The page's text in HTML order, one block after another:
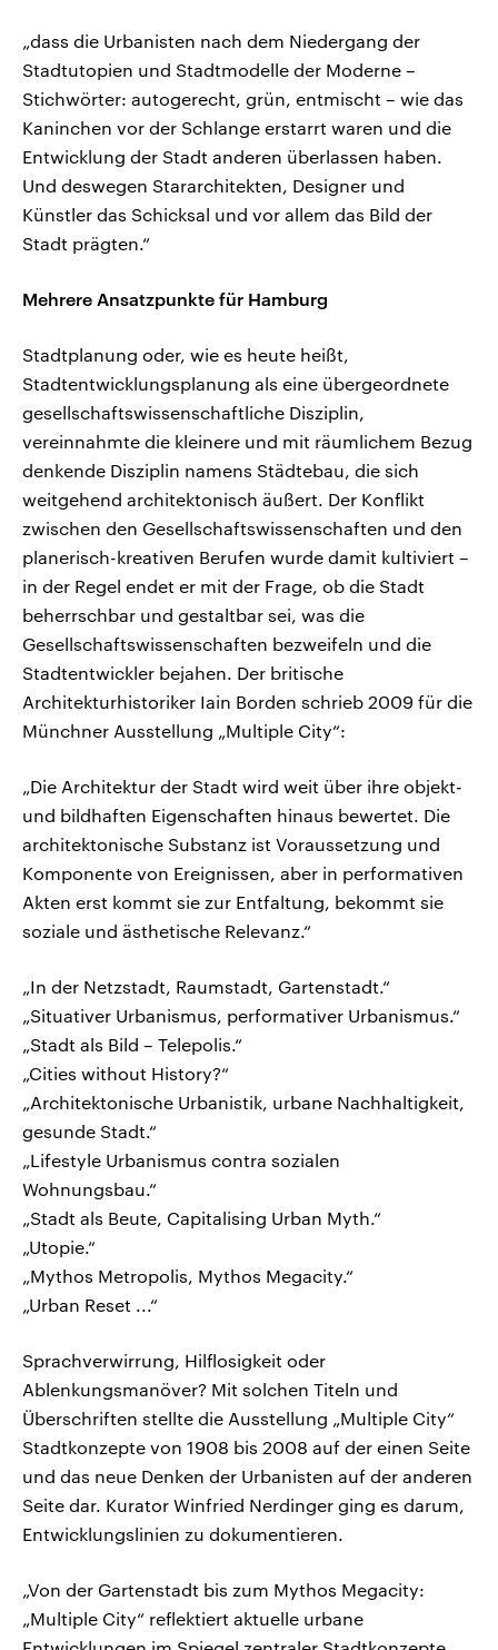
„dass die Urbanisten nach dem Niedergang der
Stadtutopien und Stadtmodelle der Moderne –
Stichwörter: autogerecht, grün, entmischt – wie das
Kaninchen vor der Schlange erstarrt waren und die
Entwicklung der Stadt anderen überlassen haben.
Und deswegen Stararchitekten, Designer und
Künstler das Schicksal und vor allem das Bild der
Stadt prägten.“
Mehrere Ansatzpunkte für Hamburg
Stadtplanung oder, wie es heute heißt,
Stadtentwicklungsplanung als eine übergeordnete
gesellschaftswissenschaftliche Disziplin,
vereinnahmte die kleinere und mit räumlichem Bezug
denkende Disziplin namens Städtebau, die sich
weitgehend architektonisch äußert. Der Konflikt
zwischen den Gesellschaftswissenschaften und den
planerisch-kreativen Berufen wurde damit kultiviert –
in der Regel endet er mit der Frage, ob die Stadt
beherrschbar und gestaltbar sei, was die
Gesellschaftswissenschaften bezweifeln und die
Stadtentwickler bejahen. Der britische
Architekturhistoriker Iain Borden schrieb 2009 für die
Münchner Ausstellung „Multiple City“:
„Die Architektur der Stadt wird weit über ihre objekt-
und bildhaften Eigenschaften hinaus bewertet. Die
architektonische Substanz ist Voraussetzung und
Komponente von Ereignissen, aber in performativen
Akten erst kommt sie zur Entfaltung, bekommt sie
soziale und ästhetische Relevanz.“
„In der Netzstadt, Raumstadt, Gartenstadt.“
„Situativer Urbanismus, performativer Urbanismus.“
„Stadt als Bild – Telepolis.“
„Cities without History?“
„Architektonische Urbanistik, urbane Nachhaltigkeit,
gesunde Stadt.“
„Lifestyle Urbanismus contra sozialen
Wohnungsbau.“
„Stadt als Beute, Capitalising Urban Myth.“
„Utopie.“
„Mythos Metropolis, Mythos Megacity.“
„Urban Reset ...“
Sprachverwirrung, Hilflosigkeit oder
Ablenkungsmanöver? Mit solchen Titeln und
Überschriften stellte die Ausstellung „Multiple City“
Stadtkonzepte von 1908 bis 2008 auf der einen Seite
und das neue Denken der Urbanisten auf der anderen
Seite dar. Kurator Winfried Nerdinger ging es darum,
Entwicklungslinien zu dokumentieren.
„Von der Gartenstadt bis zum Mythos Megacity:
„Multiple City“ reflektiert aktuelle urbane